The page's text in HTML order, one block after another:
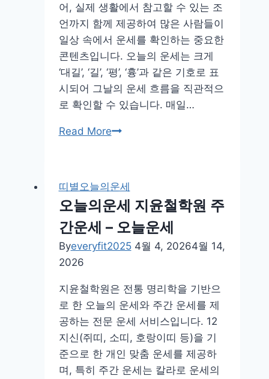
어, 실제 생활에서 참고할 수 있는 조
언까지 함께 제공하여 많은 사람들이
일상 속에서 운세를 확인하는 중요한
콘텐츠입니다. 오늘의 운세는 크게
‘대길’, ‘길’, ‘평’, ‘흉’과 같은 기호로 표
시되어 그날의 운세 흐름을 직관적으
로 확인할 수 있습니다. 매일…
Read More부
보
늘
의
운
료
사
이
트
띠별오늘의운세
오늘의운세 지윤철학원 주
간운세 – 오늘운세
Byeveryfit2025 4월 4, 20264월 14,
2026
지윤철학원은 전통 명리학을 기반으
로 한 오늘의 운세와 주간 운세를 제
공하는 전문 운세 서비스입니다. 12
지신(쥐띠, 소띠, 호랑이띠 등)을 기
준으로 한 개인 맞춤 운세를 제공하
며, 특히 주간 운세는 칼라로 운세의